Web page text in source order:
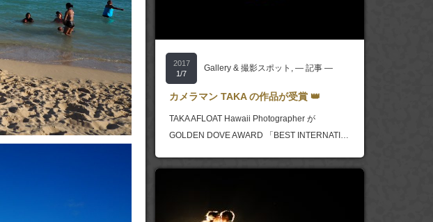
2017
1/7
Gallery & 撮影スポット , ― 記事 ―
カメラマン TAKA の作品が受賞 👑
TAKA AFLOAT Hawaii Photographer が
GOLDEN DOVE AWARD 「BEST INTERNATI…